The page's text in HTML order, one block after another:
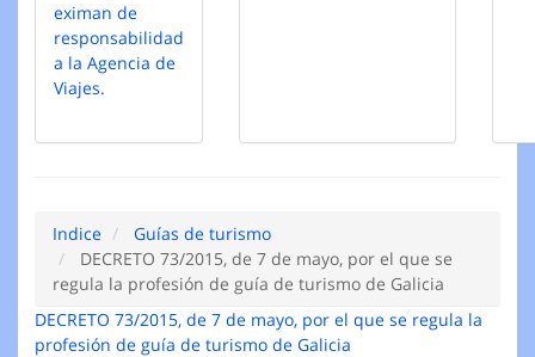
eximan de
responsabilidad
a la Agencia de
Viajes.
Indice
Guías de turismo
DECRETO 73/2015, de 7 de mayo, por el que se
regula la profesión de guía de turismo de Galicia
DECRETO 73/2015, de 7 de mayo, por el que se regula la
profesión de guía de turismo de Galicia